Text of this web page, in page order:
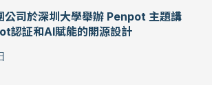
公司於深圳大學舉辦 Penpot 主題講
認証和AI賦能的開源設計